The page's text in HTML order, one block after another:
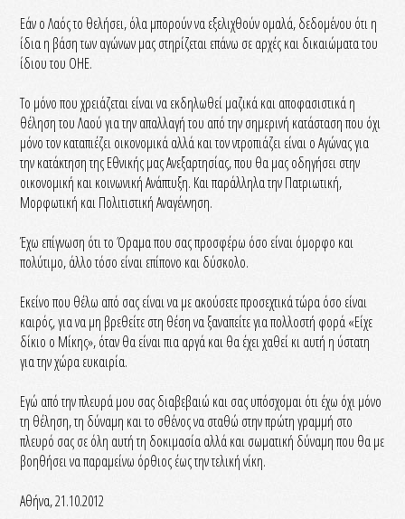
Εάν ο Λαός το θελήσει, όλα μπορούν να εξελιχθούν ομαλά, δεδομένου ότι η
ίδια η βάση των αγώνων μας στηρίζεται επάνω σε αρχές και δικαιώματα του
ίδιου του ΟΗΕ.
Το μόνο που χρειάζεται είναι να εκδηλωθεί μαζικά και αποφασιστικά η
θέληση του Λαού για την απαλλαγή του από την σημερινή κατάσταση που όχι
μόνο τον καταπιέζει οικονομικά αλλά και τον ντροπιάζει είναι ο Αγώνας για
την κατάκτηση της Εθνικής μας Ανεξαρτησίας, που θα μας οδηγήσει στην
οικονομική και κοινωνική Ανάπτυξη. Και παράλληλα την Πατριωτική,
Μορφωτική και Πολιτιστική Αναγέννηση.
Έχω επίγνωση ότι το Όραμα που σας προσφέρω όσο είναι όμορφο και
πολύτιμο, άλλο τόσο είναι επίπονο και δύσκολο.
Εκείνο που θέλω από σας είναι να με ακούσετε προσεχτικά τώρα όσο είναι
καιρός, για να μη βρεθείτε στη θέση να ξαναπείτε για πολλοστή φορά «Είχε
δίκιο ο Μίκης», όταν θα είναι πια αργά και θα έχει χαθεί κι αυτή η ύστατη
για την χώρα ευκαιρία.
Εγώ από την πλευρά μου σας διαβεβαιώ και σας υπόσχομαι ότι έχω όχι μόνο
τη θέληση, τη δύναμη και το σθένος να σταθώ στην πρώτη γραμμή στο
πλευρό σας σε όλη αυτή τη δοκιμασία αλλά και σωματική δύναμη που θα με
βοηθήσει να παραμείνω όρθιος έως την τελική νίκη.
Αθήνα, 21.10.2012